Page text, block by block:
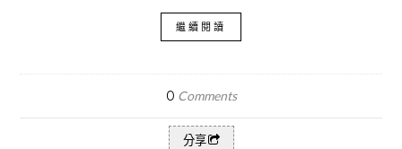
繼續閱讀
0 Comments
分享